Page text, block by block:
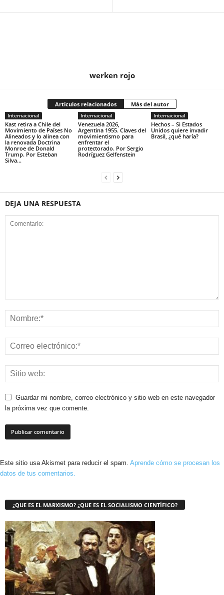
werken rojo
Artículos relacionados Más del autor
Internacional
Kast retira a Chile del
Movimiento de Países No
Alineados y lo alinea con
la renovada Doctrina
Monroe de Donald
Trump. Por Esteban
Silva...
Internacional
Venezuela 2026,
Argentina 1955. Claves del
movimientismo para
enfrentar el
protectorado. Por Sergio
Rodríguez Gelfenstein
Internacional
Hechos – Si Estados
Unidos quiere invadir
Brasil, ¿qué haría?
DEJA UNA RESPUESTA
Guardar mi nombre, correo electrónico y sitio web en este navegador
la próxima vez que comente.
Este sitio usa Akismet para reducir el spam. Aprende cómo se procesan los
datos de tus comentarios.
¿QUE ES EL MARXISMO? ¿QUE ES EL SOCIALISMO CIENTÍFICO?